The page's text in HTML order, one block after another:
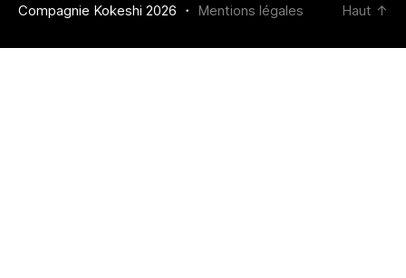
Compagnie Kokeshi 2026 ・ Mentions légales Haut ↑